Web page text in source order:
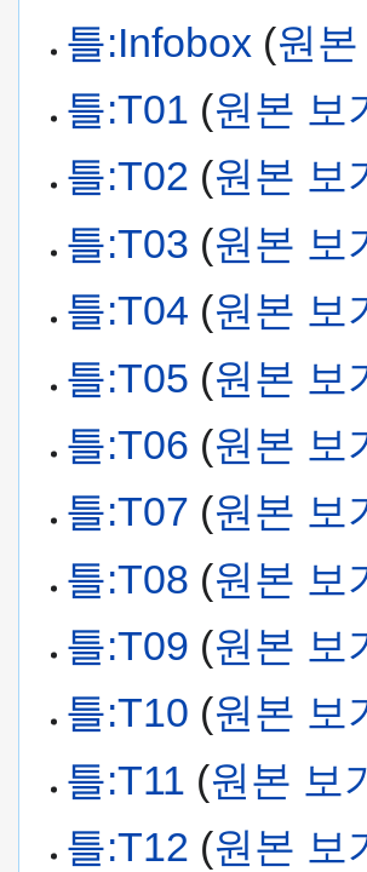
틀:Infobox (원
틀:T01 (원본 보
틀:T02 (원본 보
틀:T03 (원본 보
틀:T04 (원본 보
틀:T05 (원본 보
틀:T06 (원본 보
틀:T07 (원본 보
틀:T08 (원본 보
틀:T09 (원본 보
틀:T10 (원본 보
틀:T11 (원본 보
틀:T12 (원본 보